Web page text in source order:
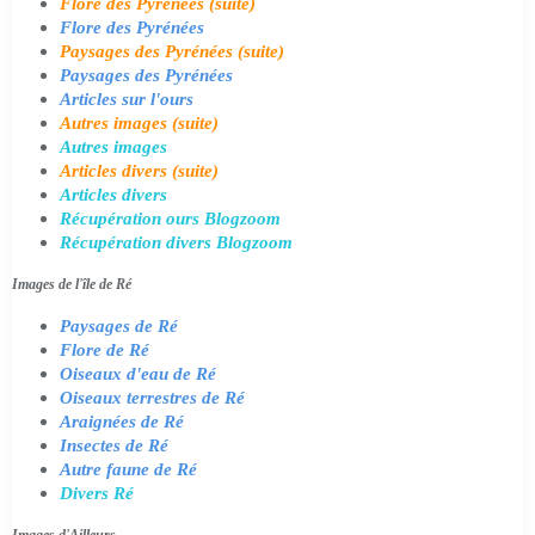
Flore des Pyrénées
Paysages des Pyrénées (suite)
Paysages des Pyrénées
Articles sur l'ours
Autres images (suite)
Autres images
Articles divers (suite)
Articles divers
Récupération ours Blogzoom
Récupération divers Blogzoom
Images de l'île de Ré
Paysages de Ré
Flore de Ré
Oiseaux d'eau de Ré
Oiseaux terrestres de Ré
Araignées de Ré
Insectes de Ré
Autre faune de Ré
Divers Ré